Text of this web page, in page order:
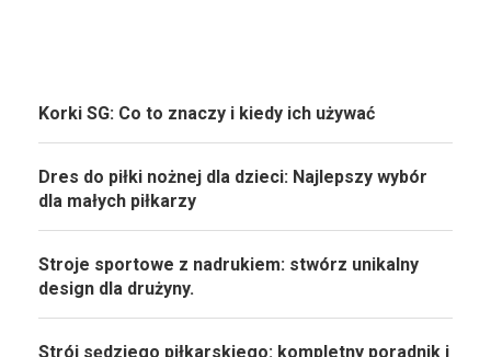
Korki SG: Co to znaczy i kiedy ich używać
Dres do piłki nożnej dla dzieci: Najlepszy wybór
dla małych piłkarzy
Stroje sportowe z nadrukiem: stwórz unikalny
design dla drużyny.
Strój sędziego piłkarskiego: kompletny poradnik i